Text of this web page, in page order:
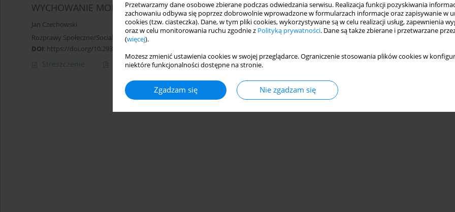
Przetwarzamy dane osobowe zbierane podczas odwiedzania serwisu. Realizacja funkcji pozyskiwania
zachowaniu odbywa się poprzez dobrowolnie wprowadzone w formularzach informacje oraz zapisywanie w
cookies (tzw. ciasteczka). Dane, w tym pliki cookies, wykorzystywane są w celu realizacji usług, zapewnienia
oraz w celu monitorowania ruchu zgodnie z Polityką prywatności. Dane są także zbierane i przetwarzane
(więcej).
Możesz zmienić ustawienia cookies w swojej przeglądarce. Ograniczenie stosowania plików cookies w
niektóre funkcjonalności dostępne na stronie.
Zgadzam się Nie zgadzam się
WYCHOWANIE MORALNE W SPORCIE
Jan Czechowski
Rozprawy Społeczne/Social Dissertations 2015;9(3):77-86
DOI: https://doi.org/10.29316/rs/111107
Streszczenie Artykuł(PDF)